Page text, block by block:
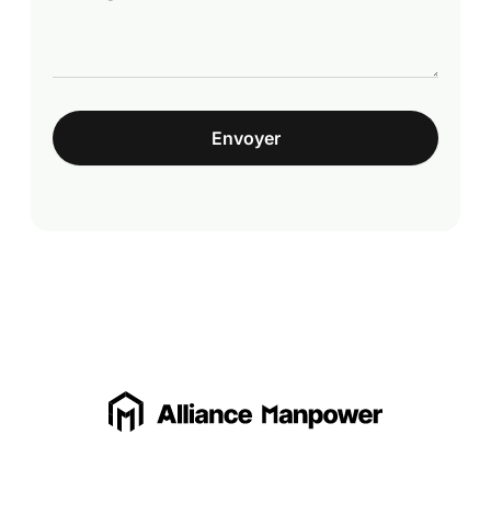
Envoyer